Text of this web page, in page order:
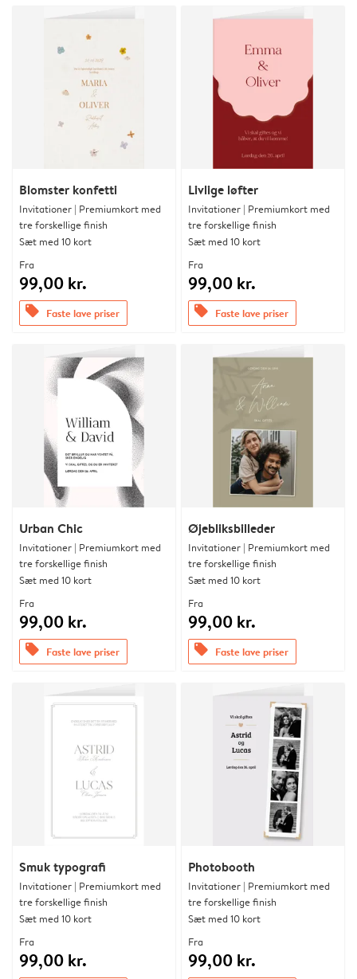
Blomster konfetti
Invitationer | Premiumkort med
tre forskellige finish
Sæt med 10 kort
Fra
99,00 kr.
offers Faste lave priser
Livlige løfter
Invitationer | Premiumkort med
tre forskellige finish
Sæt med 10 kort
Fra
99,00 kr.
offers Faste lave priser
Urban Chic
Invitationer | Premiumkort med
tre forskellige finish
Sæt med 10 kort
Fra
99,00 kr.
offers Faste lave priser
Øjebliksbilleder
Invitationer | Premiumkort med
tre forskellige finish
Sæt med 10 kort
Fra
99,00 kr.
offers Faste lave priser
Smuk typografi
Invitationer | Premiumkort med
tre forskellige finish
Sæt med 10 kort
Fra
99,00 kr.
Photobooth
Invitationer | Premiumkort med
tre forskellige finish
Sæt med 10 kort
Fra
99,00 kr.